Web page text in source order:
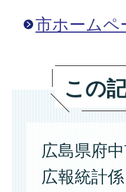
市ホームペ
この
広島県府
広報統計係